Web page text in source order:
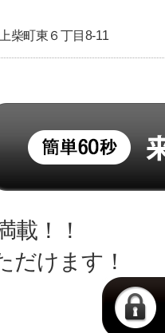
柴町東６丁目8-11
載！！
だけます！